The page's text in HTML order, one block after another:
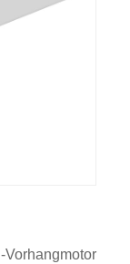
Vorhangmotor